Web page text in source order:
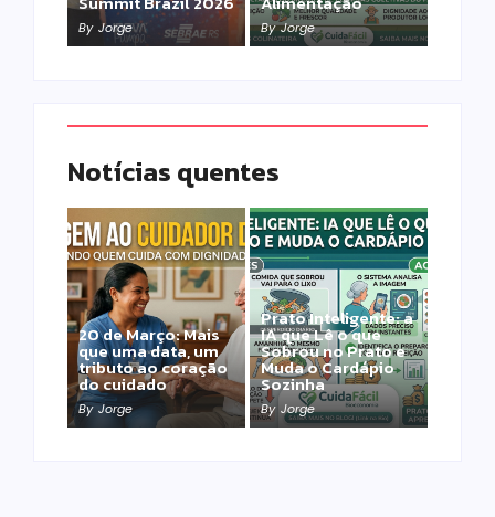
By Jorge By Jorge
Notícias quentes
20 de Março: Mais
que uma data, um
tributo ao coração
do cuidado
By Jorge
Prato Inteligente: a
IA que Lê o que
Sobrou no Prato e
Muda o Cardápio
Sozinha
By Jorge